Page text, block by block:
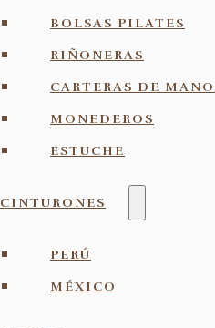
BOLSAS PILATES
RIÑONERAS
CARTERAS DE MANO
MONEDEROS
ESTUCHE
CINTURONES
PERÚ
MÉXICO